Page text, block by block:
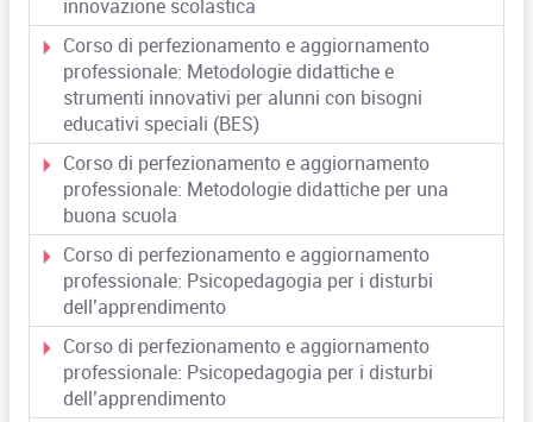
innovazione scolastica
Corso di perfezionamento e aggiornamento
professionale: Metodologie didattiche e
strumenti innovativi per alunni con bisogni
educativi speciali (BES)
Corso di perfezionamento e aggiornamento
professionale: Metodologie didattiche per una
buona scuola
Corso di perfezionamento e aggiornamento
professionale: Psicopedagogia per i disturbi
dell’apprendimento
Corso di perfezionamento e aggiornamento
professionale: Psicopedagogia per i disturbi
dell’apprendimento